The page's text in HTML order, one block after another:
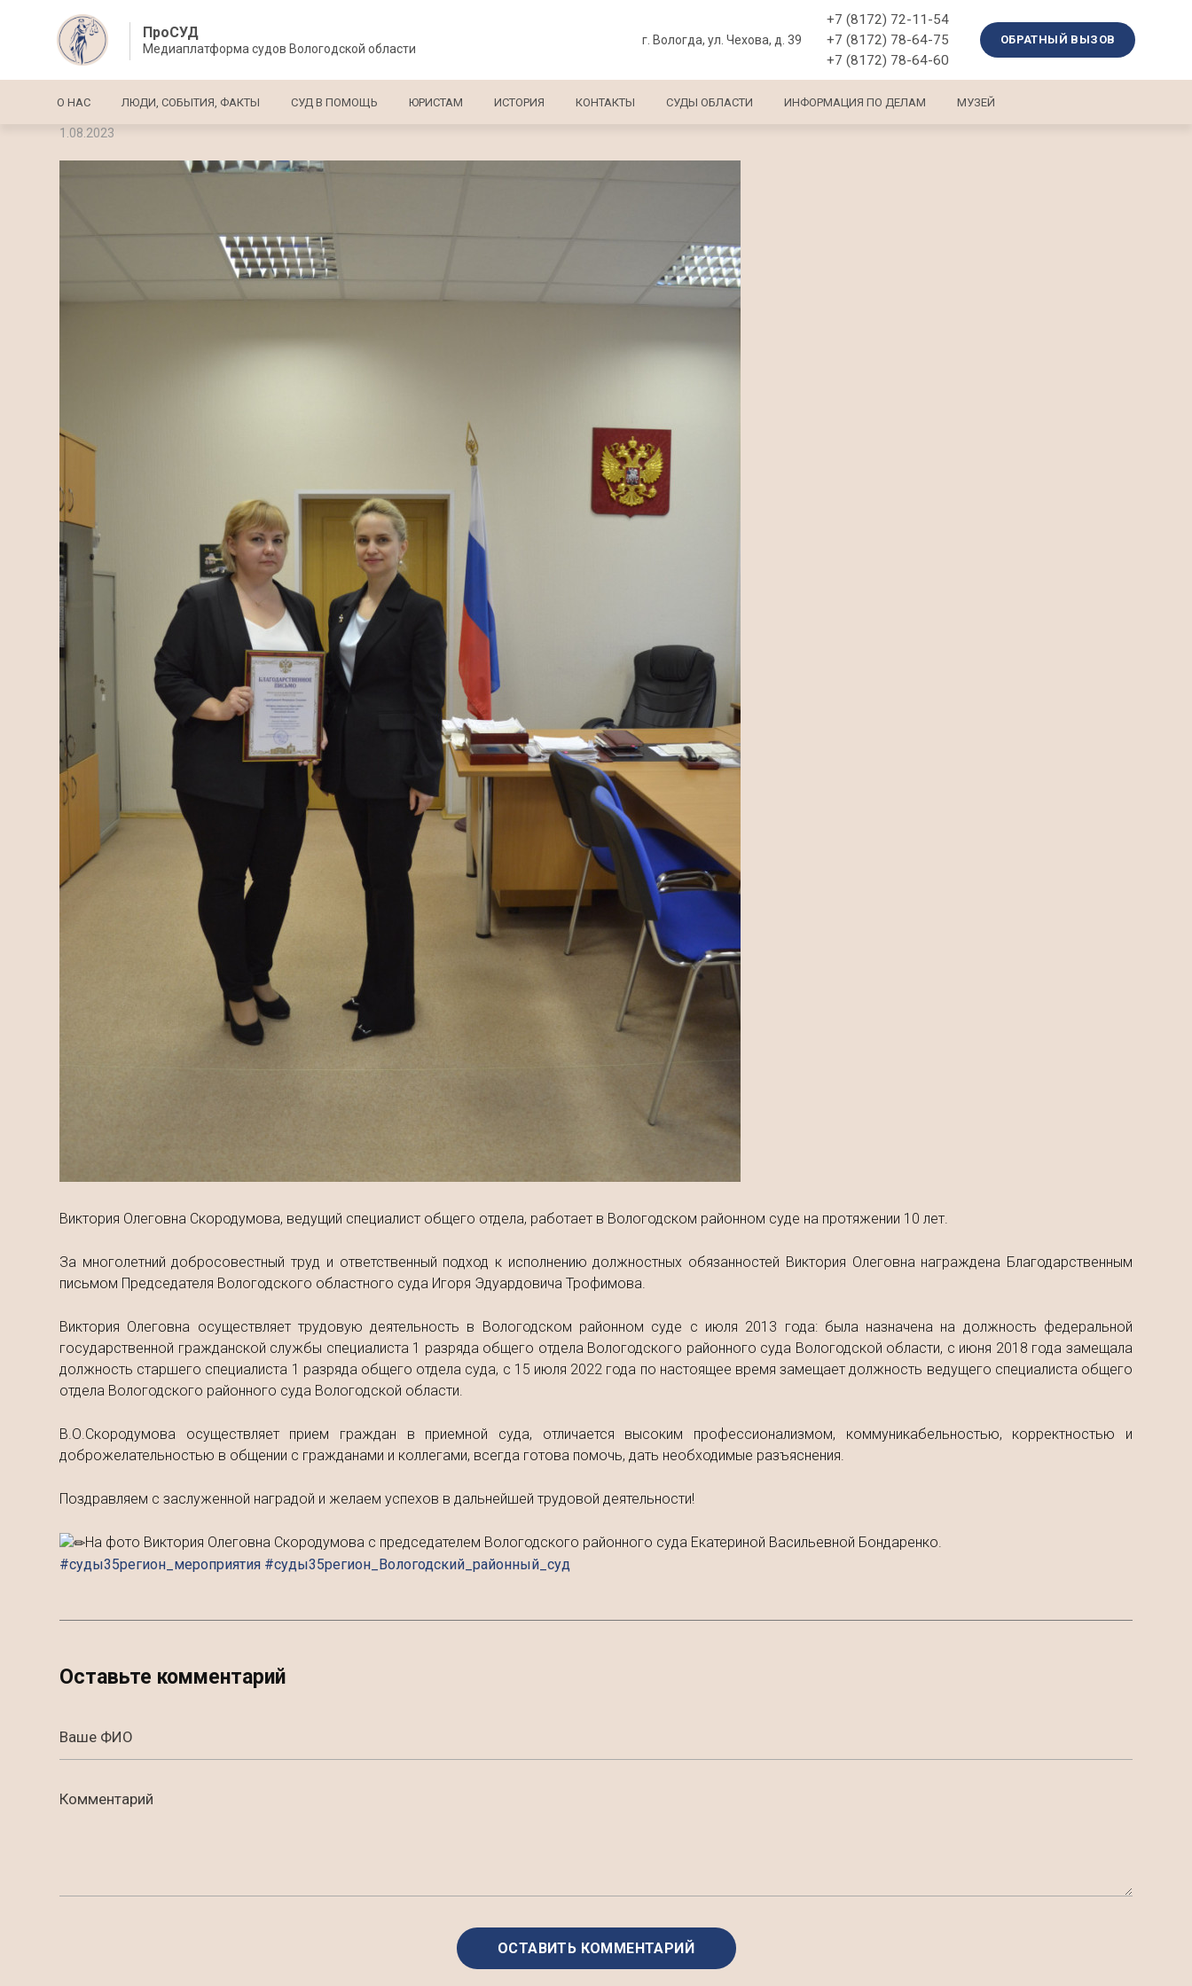
ПроСУД
Медиаплатформа судов Вологодской области
г. Вологда, ул. Чехова, д. 39
+7 (8172) 72-11-54
+7 (8172) 78-64-75
+7 (8172) 78-64-60
ОБРАТНЫЙ ВЫЗОВ
Основная навигация
О НАС ЛЮДИ, СОБЫТИЯ, ФАКТЫ СУД В ПОМОЩЬ ЮРИСТАМ ИСТОРИЯ КОНТАКТЫ СУДЫ ОБЛАСТИ ИНФОРМАЦИЯ ПО ДЕЛАМ МУЗЕЙ
1.08.2023
Виктория Олеговна Скородумова, ведущий специалист общего отдела, работает в Вологодском районном суде на протяжении 10 лет.
За многолетний добросовестный труд и ответственный подход к исполнению должностных обязанностей Виктория Олеговна награждена Благодарственным
письмом Председателя Вологодского областного суда Игоря Эдуардовича Трофимова.
Виктория Олеговна осуществляет трудовую деятельность в Вологодском районном суде с июля 2013 года: была назначена на должность федеральной
государственной гражданской службы специалиста 1 разряда общего отдела Вологодского районного суда Вологодской области, с июня 2018 года замещала
должность старшего специалиста 1 разряда общего отдела суда, с 15 июля 2022 года по настоящее время замещает должность ведущего специалиста общего
отдела Вологодского районного суда Вологодской области.
В.О.Скородумова осуществляет прием граждан в приемной суда, отличается высоким профессионализмом, коммуникабельностью, корректностью и
доброжелательностью в общении с гражданами и коллегами, всегда готова помочь, дать необходимые разъяснения.
Поздравляем с заслуженной наградой и желаем успехов в дальнейшей трудовой деятельности!
На фото Виктория Олеговна Скородумова с председателем Вологодского районного суда Екатериной Васильевной Бондаренко.
#суды35регион_мероприятия #суды35регион_Вологодский_районный_суд
Оставьте комментарий